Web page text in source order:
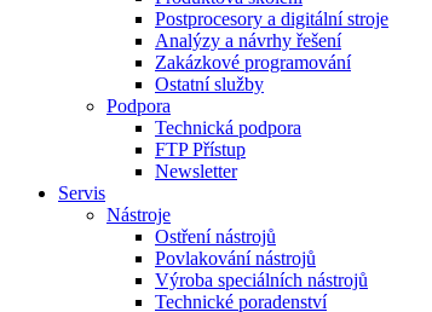
Postprocesory a digitální stroje
Analýzy a návrhy řešení
Zakázkové programování
Ostatní služby
Podpora
Technická podpora
FTP Přístup
Newsletter
Servis
Nástroje
Ostření nástrojů
Povlakování nástrojů
Výroba speciálních nástrojů
Technické poradenství